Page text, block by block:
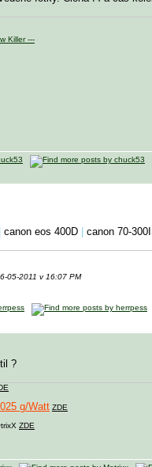
Killer ---
canon eos 400D canon 70-
05-2011 v 16:07 PM
?
g/Watt ZDE
ZDE